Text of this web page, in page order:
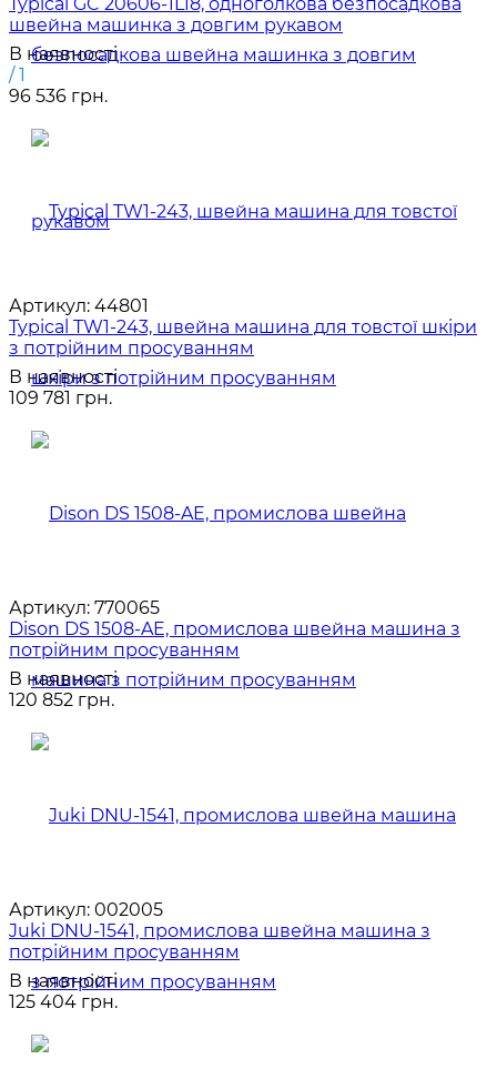
швейна машинка з довгим рукавом
В наявності
/ 1
96 536 грн.
Артикул: 44801
Typical TW1-243, швейна машина для товстої шкіри
з потрійним просуванням
В наявності
109 781 грн.
Артикул: 770065
Dison DS 1508-AE, промислова швейна машина з
потрійним просуванням
В наявності
120 852 грн.
Артикул: 002005
Juki DNU-1541, промислова швейна машина з
потрійним просуванням
В наявності
125 404 грн.